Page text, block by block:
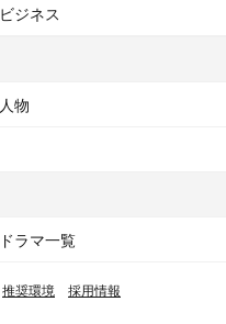
ビジネス
人物
ドラマ一覧
推奨環境 採用情報